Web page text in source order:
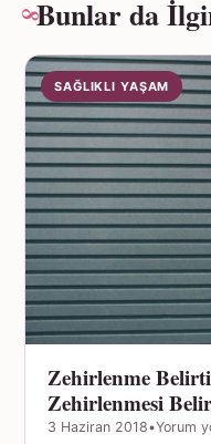
Bunlar da
SAĞLIKLI YAŞAM
Zehirlenme
Zehirlenmesi
3 Haziran 2018•Yorum